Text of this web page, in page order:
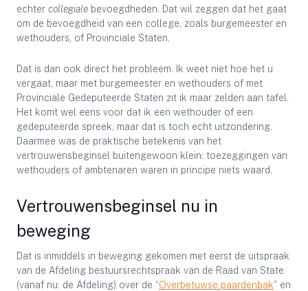
echter collegiale bevoegdheden. Dat wil zeggen dat het gaat
om de bevoegdheid van een college, zoals burgemeester en
wethouders, of Provinciale Staten.
Dat is dan ook direct het probleem. Ik weet niet hoe het u
vergaat, maar met burgemeester en wethouders of met
Provinciale Gedeputeerde Staten zit ik maar zelden aan tafel.
Het komt wel eens voor dat ik een wethouder of een
gedeputeerde spreek, maar dat is toch echt uitzondering.
Daarmee was de praktische betekenis van het
vertrouwensbeginsel buitengewoon klein: toezeggingen van
wethouders of ambtenaren waren in principe niets waard.
Vertrouwensbeginsel nu in
beweging
Dat is inmiddels in beweging gekomen met eerst de uitspraak
van de Afdeling bestuursrechtspraak van de Raad van State
(vanaf nu: de Afdeling) over de “Overbetuwse paardenbak” en